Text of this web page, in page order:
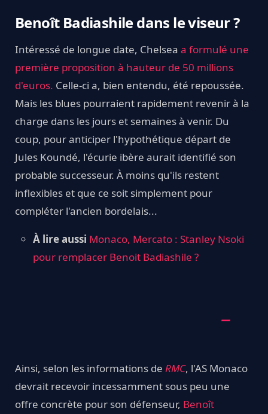
Benoît Badiashile dans le viseur ?
Intéressé de longue date, Chelsea a formulé une
première proposition à hauteur de 50 millions
d'euros. Celle-ci a, bien entendu, été repoussée.
Mais les blues pourraient rapidement revenir à la
charge dans les jours et semaines à venir. Du
coup, pour anticiper l'hypothétique départ de
Jules Koundé, l'écurie ibère aurait identifié son
probable successeur. À moins qu'ils restent
inflexibles et que ce soit simplement pour
compléter l'ancien bordelais...
À lire aussi Monaco, Mercato : Stanley Nsoki
pour remplacer Benoit Badiashile ?
Ainsi, selon les informations de RMC, l'AS Monaco
devrait recevoir incessamment sous peu une
offre concrète pour son défenseur, Benoît